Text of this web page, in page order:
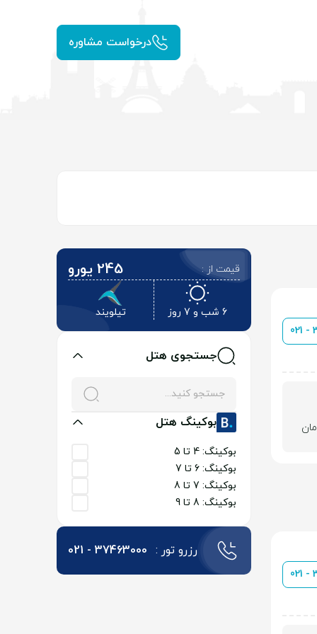
درخواست مشاوره
021 -
021 -
قیمت از : 245 یورو
6 شب و 7 روز تیلویند
جستجوی هتل
بوکینگ هتل
بوکینگ: 4 تا 5
بوکینگ: 6 تا 7
بوکینگ: 7 تا 8
بوکینگ: 8 تا 9
رزرو تور : 021 - 37463000